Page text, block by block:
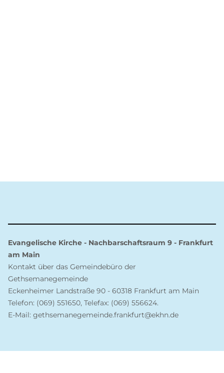
Evangelische Kirche - Nachbarschaftsraum 9 - Frankfurt
am Main
Kontakt über das Gemeindebüro der
Gethsemanegemeinde
Eckenheimer Landstraße 90 - 60318 Frankfurt am Main
Telefon: (069) 551650, Telefax: (069) 556624.
E-Mail: gethsemanegemeinde.frankfurt@ekhn.de